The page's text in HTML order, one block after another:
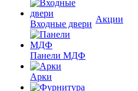
Входные двери
Панели МДФ
Арки
Акции